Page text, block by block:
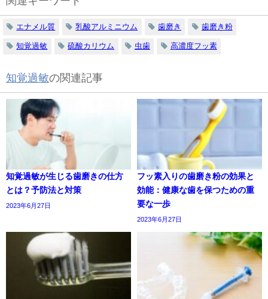
エナメル質 乳酸アルミニウム 歯磨き 歯磨き粉
知覚過敏 硫酸カリウム 虫歯 高濃度フッ素
知覚過敏の関連記事
知覚過敏が生じる歯磨きの仕方
とは？予防法と対策
2023年6月27日
フッ素入りの歯磨き粉の効果と
効能：健康な歯を保つための重
要な一歩
2023年6月27日